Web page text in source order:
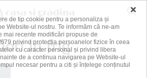
in frig
×
de tip cookie pentru a personaliza și
Website-ul nostru. Te informăm că ne-am
mai recente modificări propuse de
privind protecția persoanelor fizice în ceea
cu caracter personal și privind libera
de a continua navigarea pe Website-ul
necesar pentru a citi și înțelege conținutul